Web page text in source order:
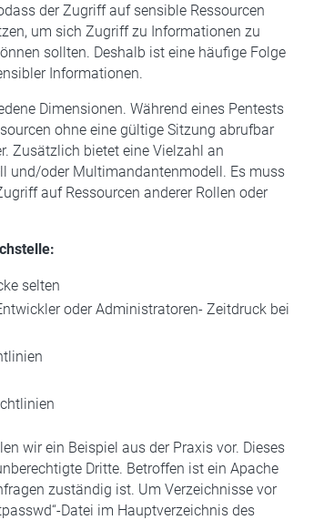
der Zugriff auf sensible Ressourcen
um sich Zugriff zu Informationen zu
sollten. Deshalb ist eine häufige Folge
Informationen.
Dimensionen. Während eines Pentests
ohne eine gültige Sitzung abrufbar
Zusätzlich bietet eine Vielzahl an
und/oder Multimandantenmodell. Es muss
auf Ressourcen anderer Rollen oder
selten
oder Administratoren- Zeitdruck bei
wir ein Beispiel aus der Praxis vor. Dieses
Dritte. Betroffen ist ein Apache
zuständig ist. Um Verzeichnisse vor
Datei im Hauptverzeichnis des